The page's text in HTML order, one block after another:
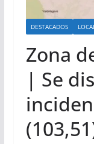
DESTACADOS
Zona
| Se